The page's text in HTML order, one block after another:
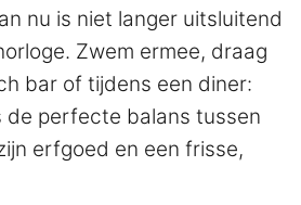
nu is niet langer uitsluitend
Zwem ermee, draag
bar of tijdens een diner:
de perfecte balans tussen
erfgoed en een frisse,